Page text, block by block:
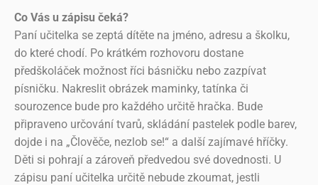
Co Vás u zápisu čeká?
Paní učitelka se zeptá dítěte na jméno, adresu a školku,
do které chodí. Po krátkém rozhovoru dostane
předškoláček možnost říci básničku nebo zazpívat
písničku. Nakreslit obrázek maminky, tatínka či
sourozence bude pro každého určitě hračka. Bude
připraveno určování tvarů, skládání pastelek podle barev,
dojde i na „Člověče, nezlob se!“ a další zajímavé hříčky.
Děti si pohrají a zároveň předvedou své dovednosti. U
zápisu paní učitelka určitě nebude zkoumat, jestli